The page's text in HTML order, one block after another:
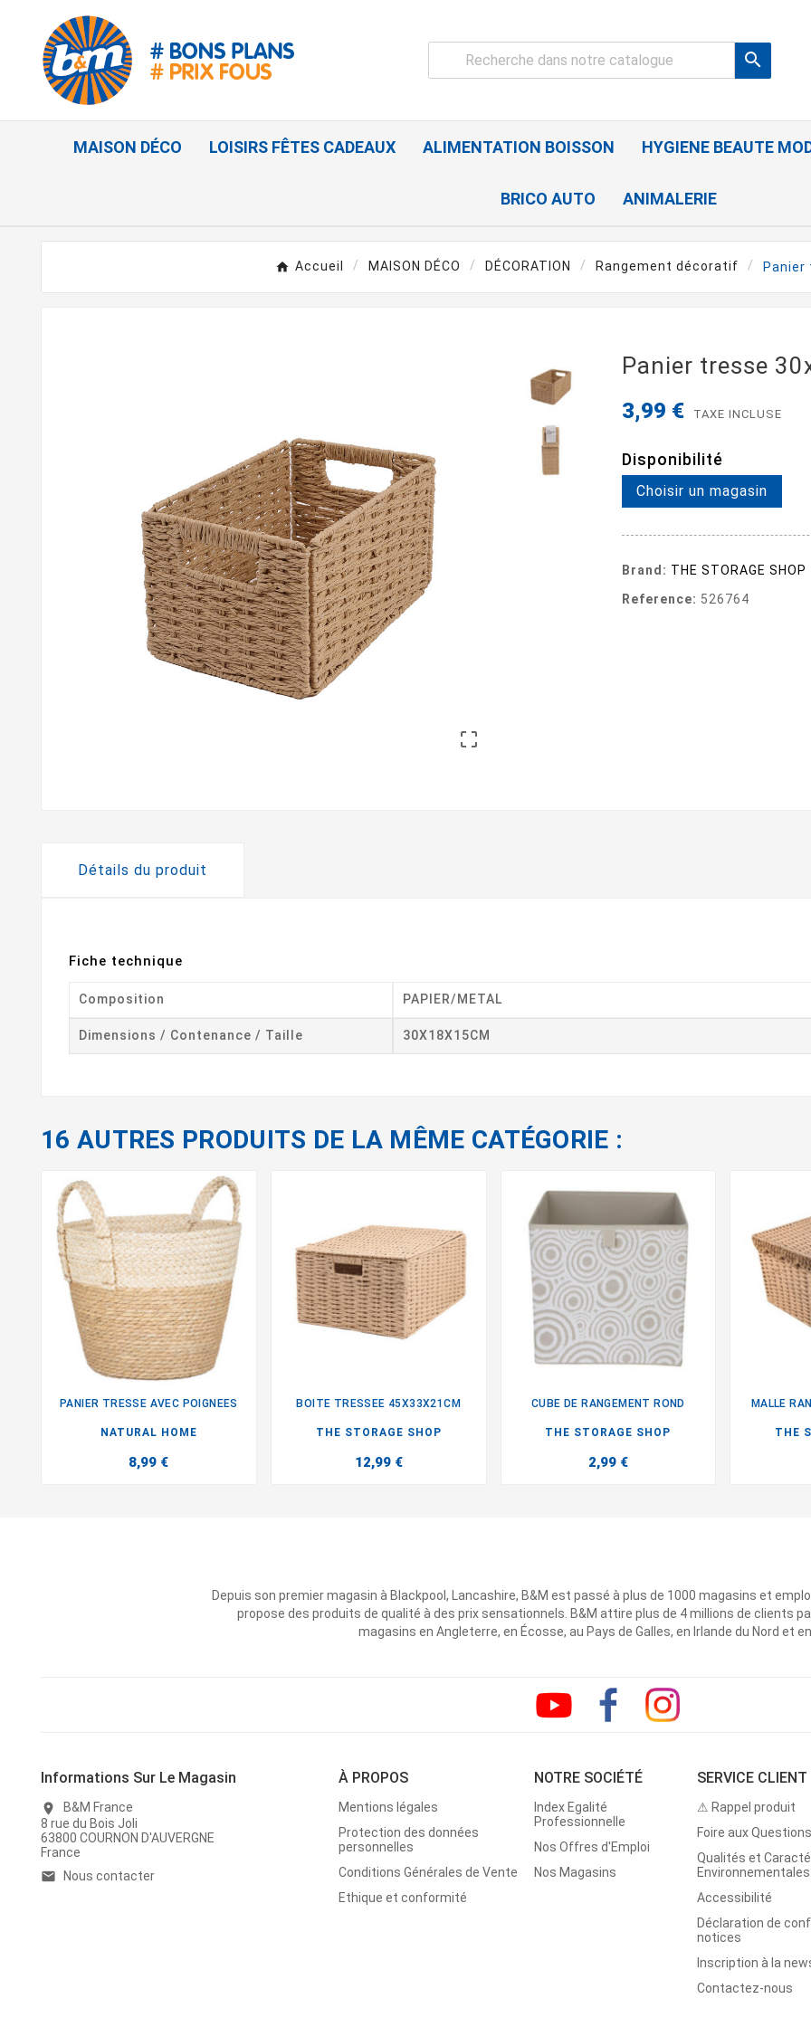

MAISON DÉCO LOISIRS FÊTES CADEAUX ALIMENTATION BOISSON HYGIENE BEAUTE
BRICO AUTO ANIMALERIE
Accueil MAISON DÉCO DÉCORATION Rangement décoratif Panier

Panier tresse
3,99 € TAXE INCLUSE
Disponibilité
Choisir un magasin
Brand: THE STORAGE SHOP
Reference: 526764
Détails du produit
Fiche technique
Composition PAPIER/METAL
Dimensions / Contenance / Taille 30X18X15CM
16 AUTRES PRODUITS DE LA MÊME CATÉGORIE :
PANIER TRESSE AVEC POIGNEES
NATURAL HOME
8,99 €
BOITE TRESSEE 45X33X21CM
THE STORAGE SHOP
12,99 €
CUBE DE RANGEMENT ROND
THE STORAGE SHOP
2,99 €
MALLE
THE
Depuis son premier magasin à Blackpool, Lancashire, B&M est passé à plus de 1000 magasins et
propose des produits de qualité à des prix sensationnels. B&M attire plus de 4 millions de clients
magasins en Angleterre, en Écosse, au Pays de Galles, en Irlande du Nord et
Informations Sur Le Magasin
location_on
B&M France
8 rue du Bois Joli
63800 COURNON D'AUVERGNE
France
email Nous contacter
À PROPOS
Mentions légales
Protection des données
personnelles
Conditions Générales de Vente
Ethique et conformité
NOTRE SOCIÉTÉ
Index Egalité
Professionnelle
Nos Offres d'Emploi
Nos Magasins
SERVICE CLIENT
⚠ Rappel produit
Foire aux
Qualités et
Environnementales
Accessibilité
Déclaration de
notices
Inscription à la
Contactez-nous